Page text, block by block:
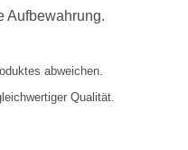
Aufbewahrung.
abweichen.
Qualität.